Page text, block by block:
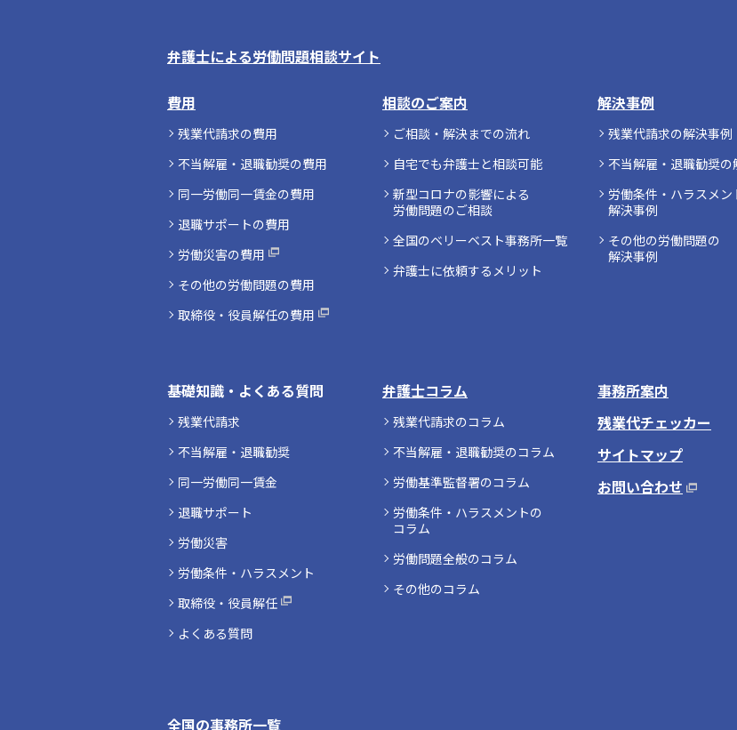
弁護士による労働問題相談サイト
費用
残業代請求の費用
不当解雇・退職勧奨の費用
同一労働同一賃金の費用
退職サポートの費用
労働災害の費用
その他の労働問題の費用
取締役・役員解任の費用
相談のご案内
ご相談・解決までの流れ
自宅でも弁護士と相談可能
新型コロナの影響による
労働問題のご相談
全国のベリーベスト事務所一覧
弁護士に依頼するメリット
解決事例
残業代請求の解決事例
不当解雇・退職勧奨の
労働条件・ハラスメン
解決事例
その他の労働問題の
解決事例
基礎知識・よくある質問
残業代請求
不当解雇・退職勧奨
同一労働同一賃金
退職サポート
労働災害
労働条件・ハラスメント
取締役・役員解任
よくある質問
弁護士コラム
残業代請求のコラム
不当解雇・退職勧奨のコラム
労働基準監督署のコラム
労働条件・ハラスメントの
コラム
労働問題全般のコラム
その他のコラム
事務所案内
残業代チェッカー
サイトマップ
お問い合わせ
全国の事務所一覧